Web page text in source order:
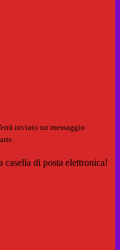
inviato un messaggio
di posta elettronica!